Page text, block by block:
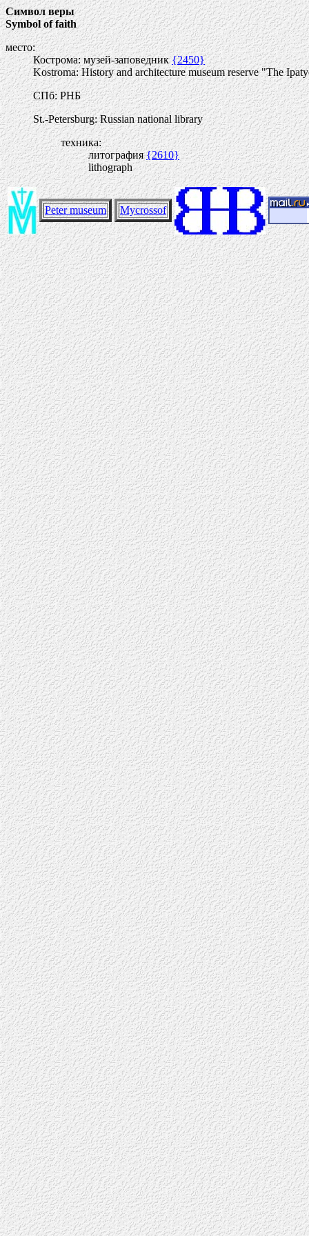
Символ веры
Symbol of faith
место:
Кострома: музей-заповедник{2450}
Kostroma: History and architecture museum reserve "The
СПб: РНБ
St.-Petersburg: Russian national library
техника:
литография{2610}
lithograph
Peter museum Mycrossof